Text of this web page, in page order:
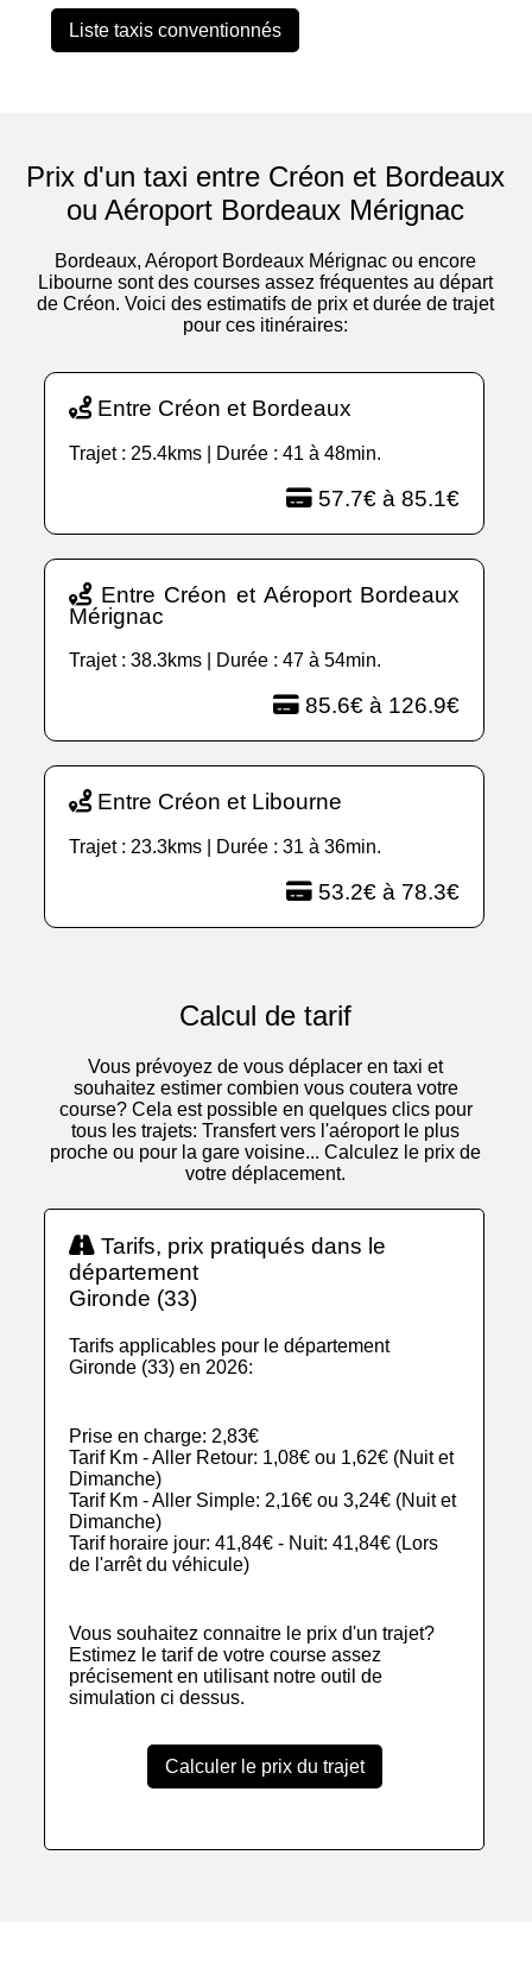
Liste taxis conventionnés
Prix d'un taxi entre Créon et Bordeaux
ou Aéroport Bordeaux Mérignac
Bordeaux, Aéroport Bordeaux Mérignac ou encore
Libourne sont des courses assez fréquentes au départ
de Créon. Voici des estimatifs de prix et durée de trajet
pour ces itinéraires:
Entre Créon et Bordeaux
Trajet : 25.4kms | Durée : 41 à 48min.
57.7€ à 85.1€
Entre Créon et Aéroport Bordeaux
Mérignac
Trajet : 38.3kms | Durée : 47 à 54min.
85.6€ à 126.9€
Entre Créon et Libourne
Trajet : 23.3kms | Durée : 31 à 36min.
53.2€ à 78.3€
Calcul de tarif
Vous prévoyez de vous déplacer en taxi et
souhaitez estimer combien vous coutera votre
course? Cela est possible en quelques clics pour
tous les trajets: Transfert vers l'aéroport le plus
proche ou pour la gare voisine... Calculez le prix de
votre déplacement.
Tarifs, prix pratiqués dans le
département
Gironde (33)
Tarifs applicables pour le département
Gironde (33) en 2026:
Prise en charge: 2,83€
Tarif Km - Aller Retour: 1,08€ ou 1,62€ (Nuit et
Dimanche)
Tarif Km - Aller Simple: 2,16€ ou 3,24€ (Nuit et
Dimanche)
Tarif horaire jour: 41,84€ - Nuit: 41,84€ (Lors
de l'arrêt du véhicule)
Vous souhaitez connaitre le prix d'un trajet?
Estimez le tarif de votre course assez
précisement en utilisant notre outil de
simulation ci dessus.
Calculer le prix du trajet